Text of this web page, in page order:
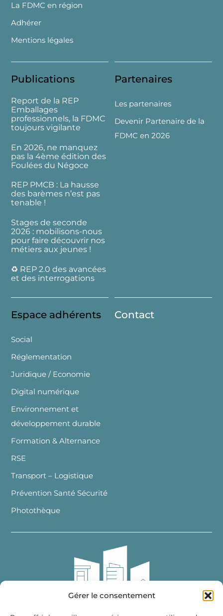
Gérer le consentement
La FDMC en région
Adhérer
Mentions légales
Publications
Report de la REP
Emballages
professionnels, la FDMC
toujours vigilante
En 2026, ne manquez
pas la 4ème édition des
Foulées du Négoce
REP PMCB : La hausse
des barèmes n’est pas
tenable !
Stages de seconde
2026 : mobilisons-nous
pour faire découvrir nos
métiers aux jeunes !
♻️ REP 2.0 des avancées
et des interrogations
Partenaires
Les partenaires
Devenir Partenaire de la
FDMC en 2026
Espace adhérents
Social
Réglementation
Juridique / Economie
Digital numérique
Environnement et
développement durable
Formation & Alternance
RSE
Transport – Logistique
Prévention Santé Sécurité
Photothèque
Contact